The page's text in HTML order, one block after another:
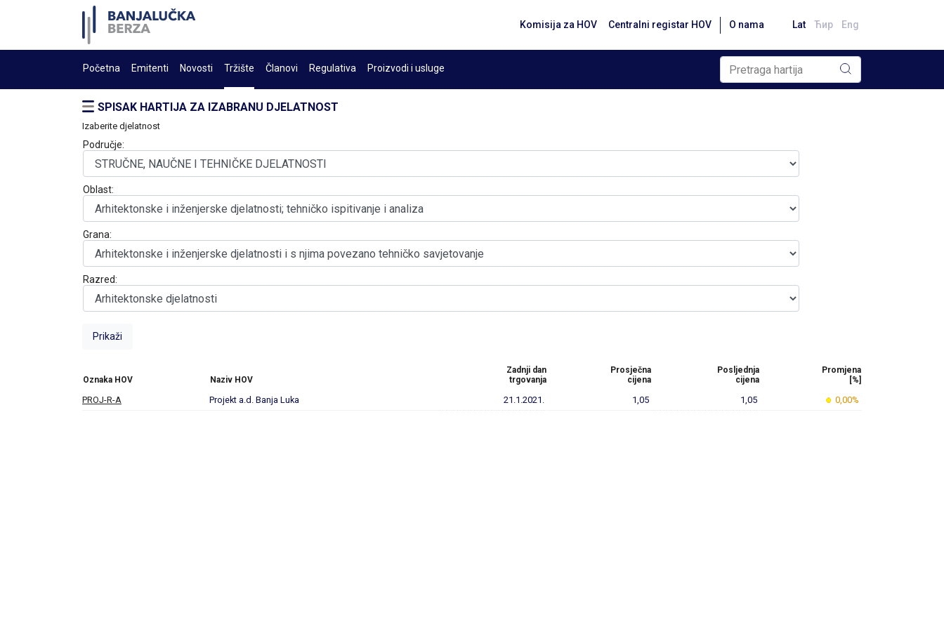
Komisija za HOV Centralni registar HOV O nama Lat Ћир Eng
Početna Emitenti Novosti Tržište Članovi Regulativa Proizvodi i usluge
SPISAK HARTIJA ZA IZABRANU DJELATNOST
Izaberite djelatnost
Područje:
Oblast:
Grana:
Razred:
Oznaka HOV Naziv HOV
Zadnji dan
trgovanja
Prosječna
cijena
Posljednja
cijena
Promjena
[%]
PROJ-R-A Projekt a.d. Banja Luka 21.1.2021. 1,05 1,05 0,00%